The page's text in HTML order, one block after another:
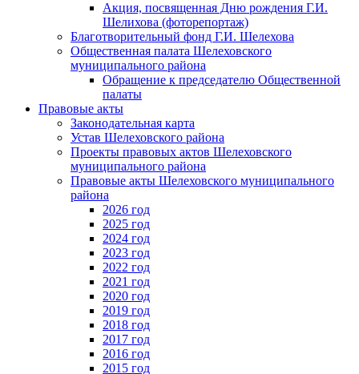
Акция, посвященная Дню рождения Г.И.
Шелихова (фоторепортаж)
Благотворительный фонд Г.И. Шелехова
Общественная палата Шелеховского
муниципального района
Обращение к председателю Общественной
палаты
Правовые акты
Законодательная карта
Устав Шелеховского района
Проекты правовых актов Шелеховского
муниципального района
Правовые акты Шелеховского муниципального
района
2026 год
2025 год
2024 год
2023 год
2022 год
2021 год
2020 год
2019 год
2018 год
2017 год
2016 год
2015 год